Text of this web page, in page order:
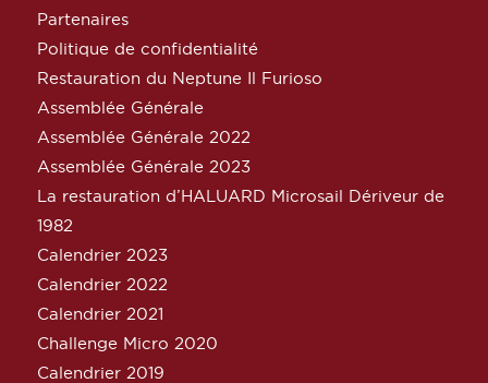
Partenaires
Politique de confidentialité
Restauration du Neptune Il Furioso
Assemblée Générale
Assemblée Générale 2022
Assemblée Générale 2023
La restauration d’HALUARD Microsail Dériveur de
1982
Calendrier 2023
Calendrier 2022
Calendrier 2021
Challenge Micro 2020
Calendrier 2019